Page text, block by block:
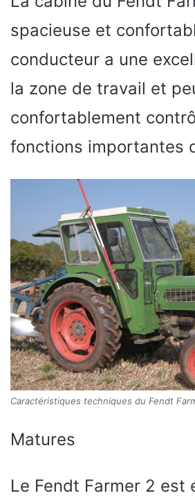
spacieuse et
conducteur a une
la zone de travail et
confortablement
fonctions importantes
Caractéristiques techniques du Fendt
Matures
Le Fendt Farmer 2 est